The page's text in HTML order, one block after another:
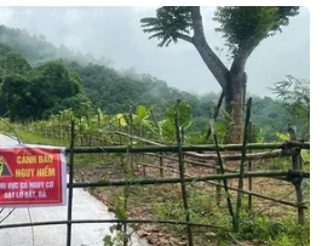
hoàn thiện dự
Long Thành